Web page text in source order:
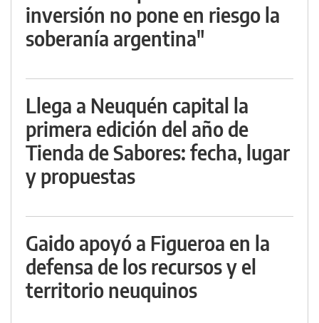
inversión no pone en riesgo la
soberanía argentina"
Llega a Neuquén capital la
primera edición del año de
Tienda de Sabores: fecha, lugar
y propuestas
Gaido apoyó a Figueroa en la
defensa de los recursos y el
territorio neuquinos